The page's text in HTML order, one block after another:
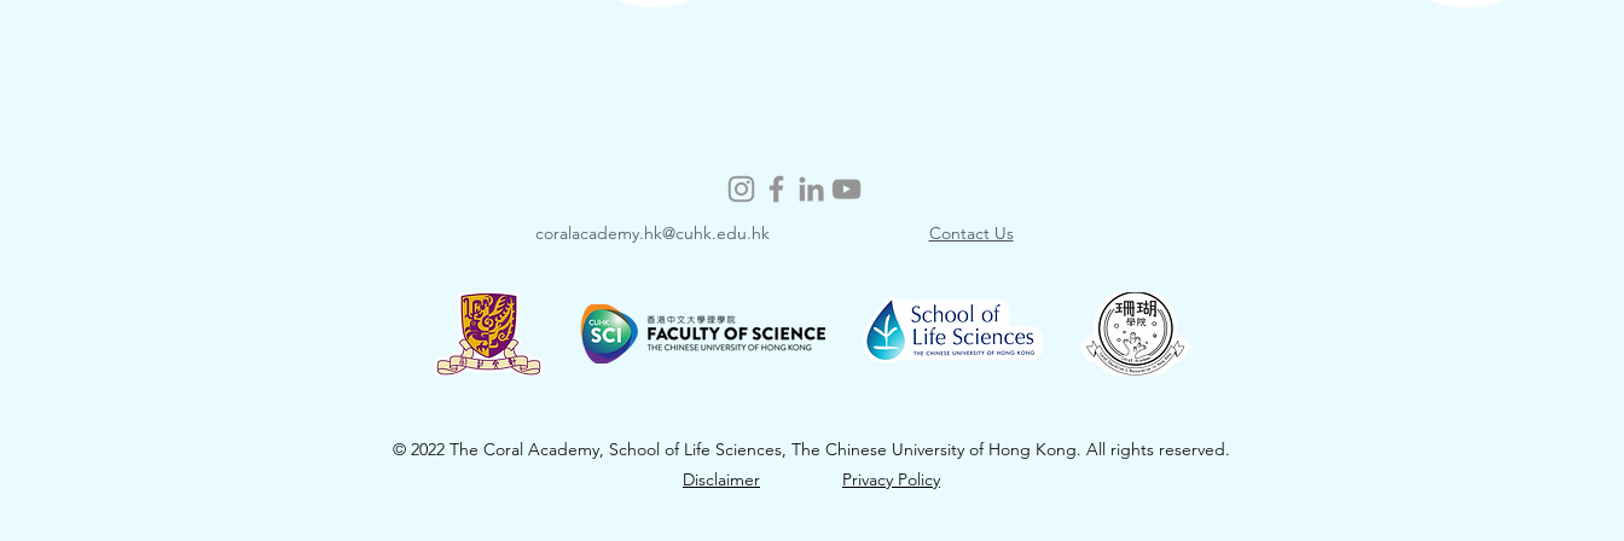
coralacademy.hk@cuhk.edu.hk ​Contact Us
© 2022 The Coral Academy, School of Life Sciences, The Chinese University of Hong Kong. All rights reserved.
Disclaimer
Privacy Policy